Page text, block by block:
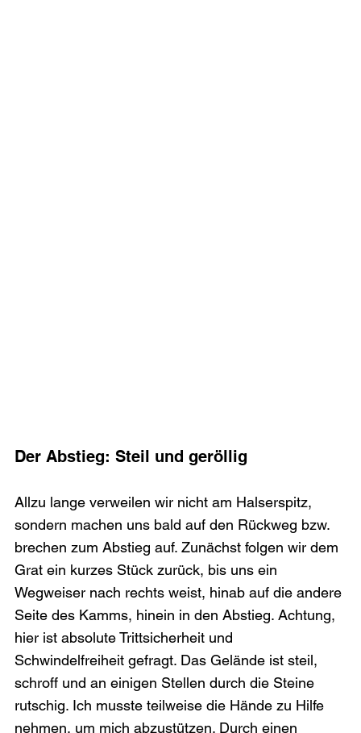
Der Abstieg: Steil und geröllig
Allzu lange verweilen wir nicht am Halserspitz,
sondern machen uns bald auf den Rückweg bzw.
brechen zum Abstieg auf. Zunächst folgen wir dem
Grat ein kurzes Stück zurück, bis uns ein
Wegweiser nach rechts weist, hinab auf die andere
Seite des Kamms, hinein in den Abstieg. Achtung,
hier ist absolute Trittsicherheit und
Schwindelfreiheit gefragt. Das Gelände ist steil,
schroff und an einigen Stellen durch die Steine
rutschig. Ich musste teilweise die Hände zu Hilfe
nehmen, um mich abzustützen. Durch einen